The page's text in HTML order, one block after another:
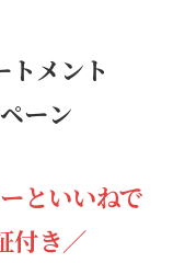
トメント
ーン
といいねで
付き／